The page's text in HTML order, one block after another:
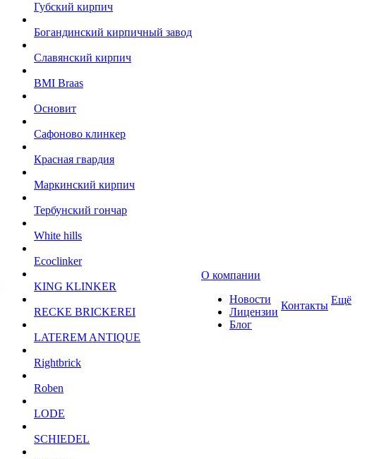
Губский кирпич
Богандинский кирпичный завод
Славянский кирпич
BMI Braas
Основит
Сафоново клинкер
Красная гвардия
Маркинский кирпич
Тербунский гончар
White hills
Ecoclinker
KING KLINKER
RECKE BRICKEREI
LATEREM ANTIQUE
Rightbrick
Roben
LODE
SCHIEDEL
О компании
Новости
Лицензии
Блог
Контакты Ещё